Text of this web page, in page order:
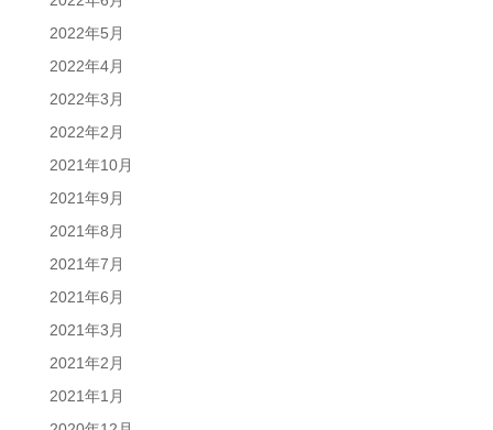
2022年5月
2022年4月
2022年3月
2022年2月
2021年10月
2021年9月
2021年8月
2021年7月
2021年6月
2021年3月
2021年2月
2021年1月